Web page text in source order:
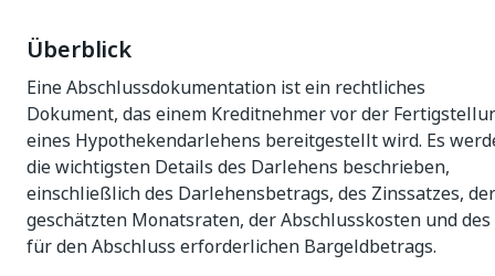
Überblick
Eine Abschlussdokumentation ist ein rechtliches
Dokument, das einem Kreditnehmer vor der
eines Hypothekendarlehens bereitgestellt wird. Es
die wichtigsten Details des Darlehens beschrieben,
einschließlich des Darlehensbetrags, des Zinssatzes, der
geschätzten Monatsraten, der Abschlusskosten und des
für den Abschluss erforderlichen Bargeldbetrags.